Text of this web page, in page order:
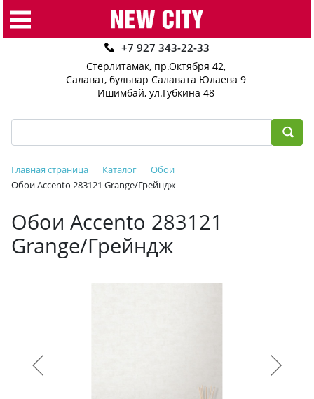
+7 927 343-22-33
Стерлитамак, пр.Октября 42,
Салават, бульвар Салавата Юлаева 9
Ишимбай, ул.Губкина 48
Главная страница Каталог
Обои
Обои Accento 283121 Grange/Грейндж
Обои Accento 283121
Grange/Грейндж